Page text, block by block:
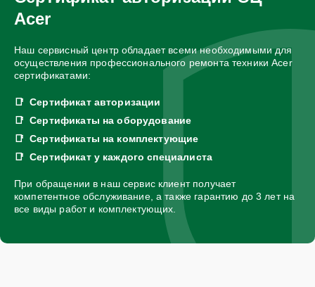
Acer
Наш сервисный центр обладает всеми необходимыми для
осуществления профессионального ремонта техники Acer
сертификатами:
Сертификат авторизации
Сертификаты на оборудование
Сертификаты на комплектующие
Сертификат у каждого специалиста
При обращении в наш сервис клиент получает
компетентное обслуживание, а также гарантию до 3 лет на
все виды работ и комплектующих.